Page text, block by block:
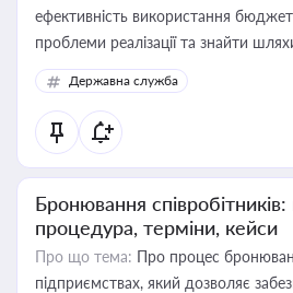
ефективність використання
проблеми реалізації та знайти
Державна служба
Бронювання співробітників:
процедура, терміни, кейси
Про що тема: Про процес
підприємствах, який дозволяє